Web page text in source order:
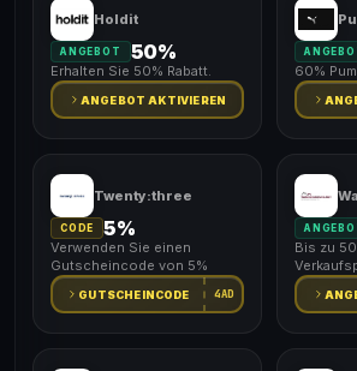
Holdit
ANGEBOT 50%
Erhalten Sie 50% Rabatt.
ANGEBOT AKTIVIEREN
60%
Twenty:three
CODE 5%
Verwenden Sie einen
Gutscheincode von 5%
GUTSCHEINCODE 4AD
Bis zu